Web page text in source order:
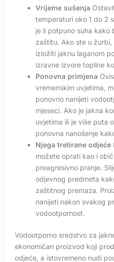
Vrijeme sušenja
temperaturi oko 1 do 2
je li potpuno suha kako
zaštitu. Ako ste u
izložiti jaknu laganom
izravne izvore topline
Ponovna primjena
vremenskim uvjetima,
ponovno nanijeti
mjeseci. Ako je jakna
uvjetima ili je više puta
ponovna nanošenje
Njega tretirane odjeće
možete oprati kao i
preagresivno pranje.
odjevnog predmeta
zaštitnog premaza.
nanijeti nakon svakog
vodootpornost.
Vodootporno sredstvo za
ekonomičan proizvod koji
odjeće, a istovremeno nudi